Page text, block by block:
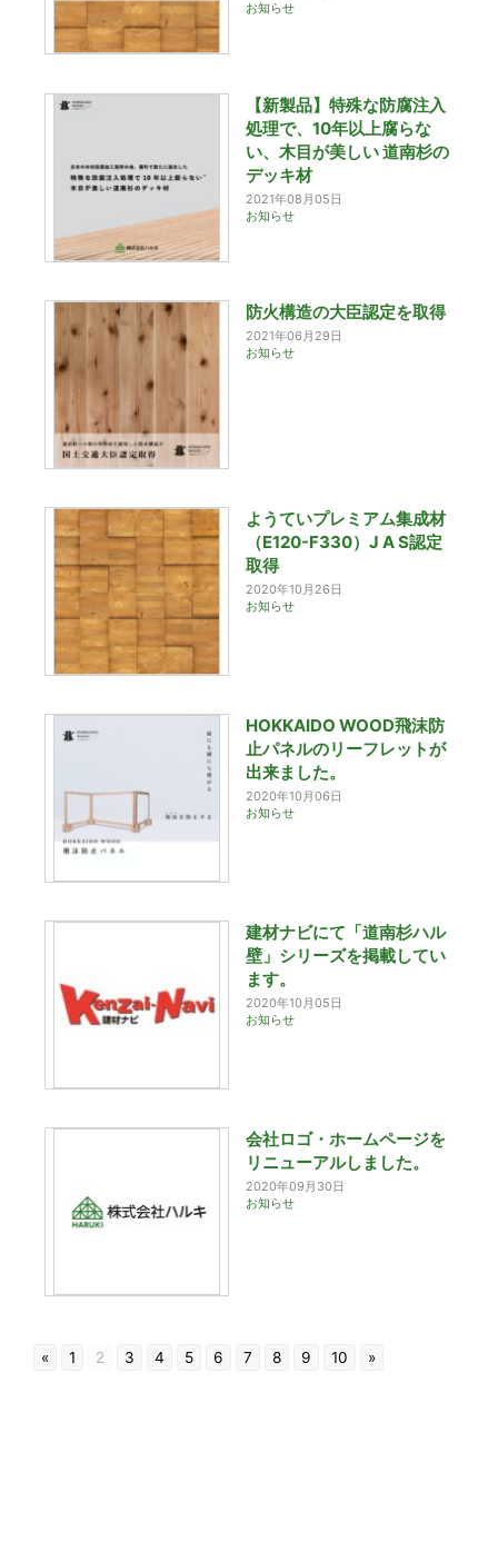
お知らせ
【新製品】特殊な防腐注入
処理で、10年以上腐らな
い、木目が美しい 道南杉の
デッキ材
2021年08月05日
お知らせ
防火構造の大臣認定を取得
2021年06月29日
お知らせ
ようていプレミアム集成材
（E120-F330）J A S認定
取得
2020年10月26日
お知らせ
HOKKAIDO WOOD飛沫防
止パネルのリーフレットが
出来ました。
2020年10月06日
お知らせ
建材ナビにて「道南杉ハル
壁」シリーズを掲載してい
ます。
2020年10月05日
お知らせ
会社ロゴ・ホームページを
リニューアルしました。
2020年09月30日
お知らせ
« 1 2 3 4 5 6 7 8 9 10 »